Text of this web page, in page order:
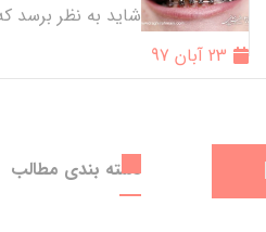
شاید به نظر برسد
23 آبان 97
دسته بندی مطالب